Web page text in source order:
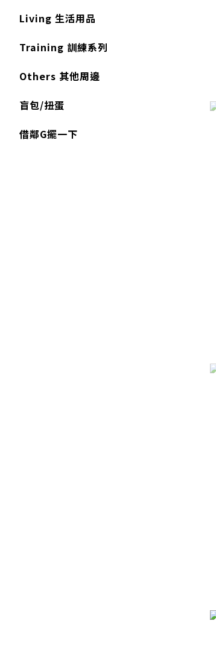
Living 生活用品
Training 訓練系列
Others 其他周邊
盲包/扭蛋
借鄰G擺一下